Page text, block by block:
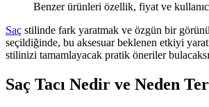
Benzer ürünleri özellik, fiyat ve
Saç stilinde fark yaratmak ve özgün bir
seçildiğinde, bu aksesuar beklenen etkiyi
stilinizi tamamlayacak pratik öneriler
Saç Tacı Nedir ve Neden